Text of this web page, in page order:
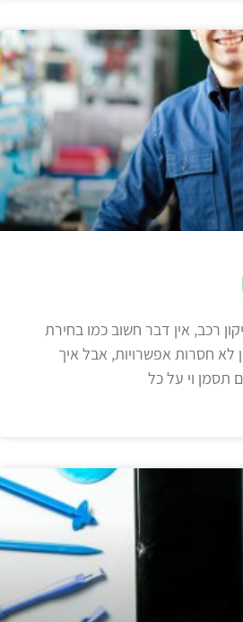
רכב, אין דבר חשוב כמו בחירת
לא חסרות אפשרויות, אבל איך
תסמן וי על כל